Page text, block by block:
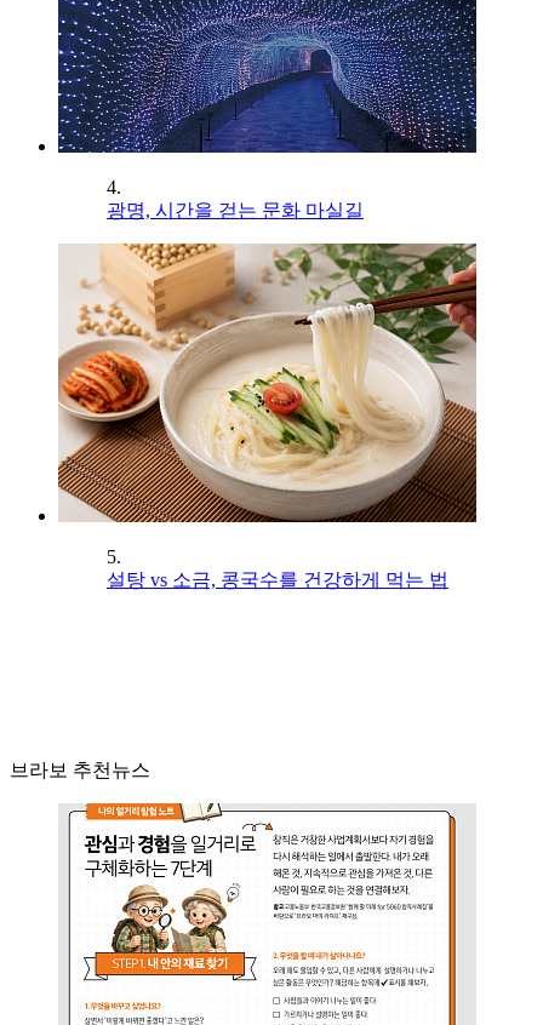
4.
광명, 시간을 걷는 문화 마실길
5.
설탕 vs 소금, 콩국수를 건강하게 먹는 법
브라보 추천뉴스